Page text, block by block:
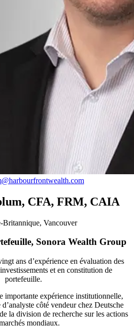
CFA, FRM, CAIA
Britannique, Vancouver
Sonora Wealth Group
ans d’expérience en évaluation des
et en constitution de
portefeuille.
importante expérience institutionnelle,
côté vendeur chez Deutsche
la division de recherche sur les actions
mondiaux.